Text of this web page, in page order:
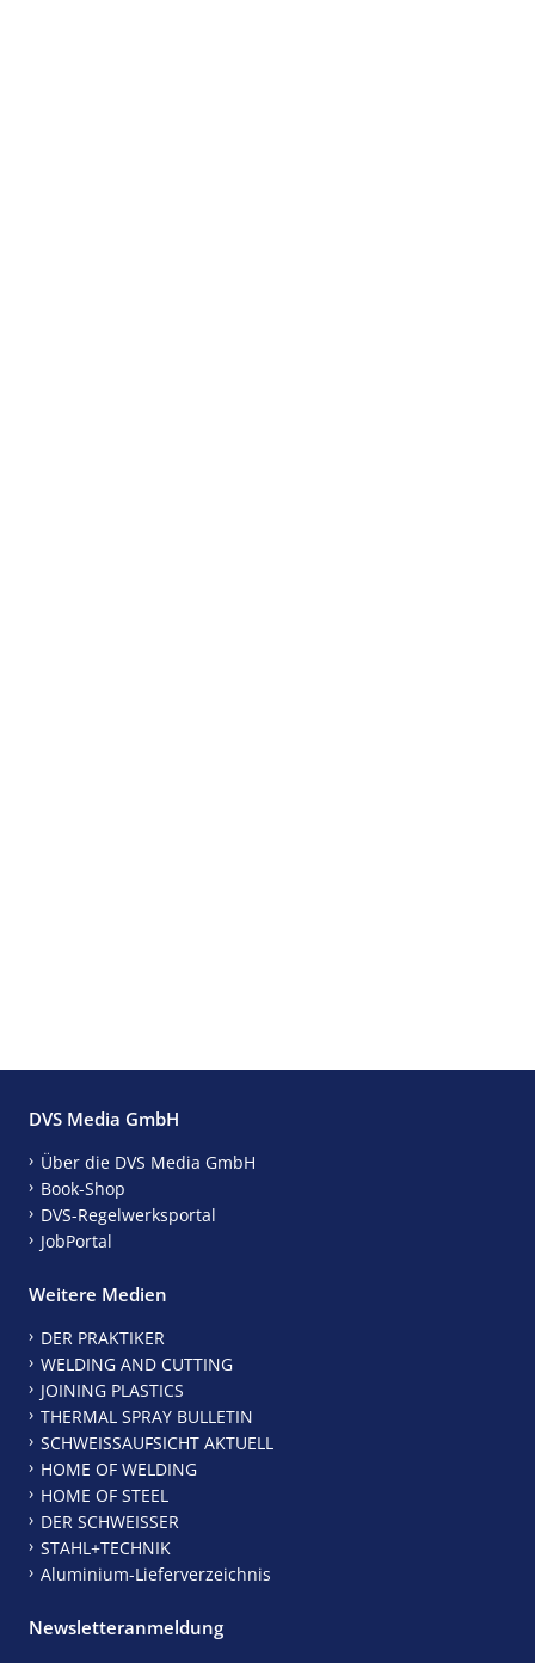
DVS Media GmbH
Über die DVS Media GmbH
Book-Shop
DVS-Regelwerksportal
JobPortal
Weitere Medien
DER PRAKTIKER
WELDING AND CUTTING
JOINING PLASTICS
THERMAL SPRAY BULLETIN
SCHWEISSAUFSICHT AKTUELL
HOME OF WELDING
HOME OF STEEL
DER SCHWEISSER
STAHL+TECHNIK
Aluminium-Lieferverzeichnis
Newsletteranmeldung